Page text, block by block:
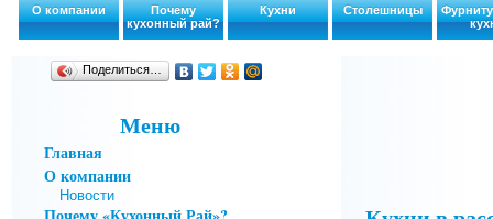
О компании
Почему
кухонный рай?
Кухни Столешницы
Поделиться…
Меню
Главная
О компании
Новости